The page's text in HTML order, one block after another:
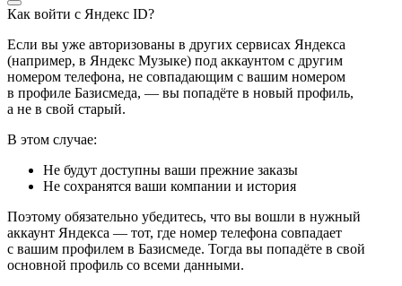
Как войти с Яндекс ID?
Если вы уже авторизованы в других сервисах Яндекса
(например, в Яндекс Музыке) под аккаунтом с другим
номером телефона, не совпадающим с вашим номером
в профиле Базисмеда, — вы попадёте в новый профиль,
а не в свой старый.
В этом случае:
Не будут доступны ваши прежние заказы
Не сохранятся ваши компании и история
Поэтому обязательно убедитесь, что вы вошли в нужный
аккаунт Яндекса — тот, где номер телефона совпадает
с вашим профилем в Базисмеде. Тогда вы попадёте в свой
основной профиль со всеми данными.